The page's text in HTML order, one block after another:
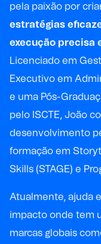
pela paixão por
estratégias
execução precisa
Licenciado em
Executivo em
e uma Pós-
pelo ISCTE, João
desenvolvimento
formação em
Skills (STAGE) e
Atualmente, ajuda
impacto onde tem
marcas globais